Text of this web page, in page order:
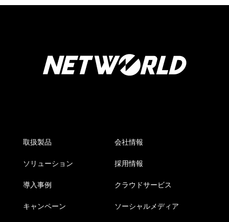
取扱製品
ソリューション
導入事例
キャンペーン
会社情報
採用情報
クラウドサービス
ソーシャルメディア